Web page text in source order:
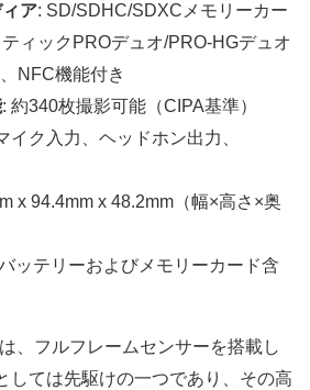
ア: SD/SDHC/SDXCメモリーカー
ティックPROデュオ/PRO-HGデュオ
NFC機能付き
: 約340枚撮影可能（CIPA基準）
イク入力、ヘッドホン出力、
x 94.4mm x 48.2mm（幅×高さ×奥
ッテリーおよびメモリーカード含
、フルフレームセンサーを搭載し
しては先駆けの一つであり、その高